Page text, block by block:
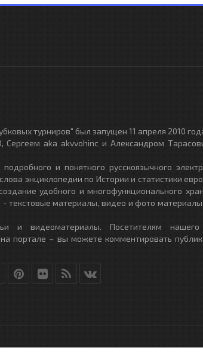
турниров" был запущен 11 апреля 2010
aka akvvohinc и Александром
и понятного русскоязычного
энциклопедии по Истории и статистики
удобного и многофункционального
текстовые материалы, видео и фото
и видеоматериалы. Посетителям нашего
портале – вы можете комментировать
DLE-THEME.RU- All Rights Reserved.